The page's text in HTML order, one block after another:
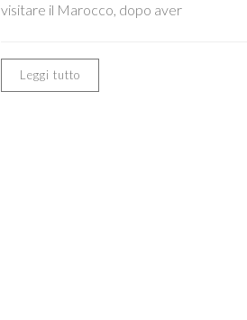
visitare il Marocco, dopo aver
Leggi tutto